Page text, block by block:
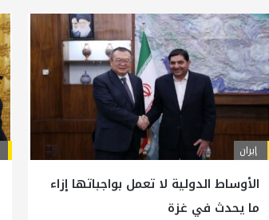
إيران
الأوساط الدولية لا تعمل بواجباتها إزاء
ما يحدث في غزة